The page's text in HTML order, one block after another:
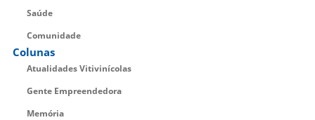
Saúde
Comunidade
Colunas
Atualidades Vitivinícolas
Gente Empreendedora
Memória